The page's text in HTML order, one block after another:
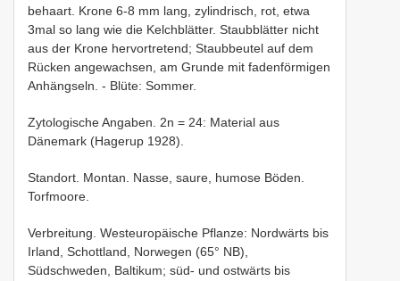
behaart. Krone 6-8 mm lang, zylindrisch, rot, etwa
3mal so lang wie die Kelchblätter. Staubblätter nicht
aus der Krone hervortretend; Staubbeutel auf dem
Rücken angewachsen, am Grunde mit fadenförmigen
Anhängseln. - Blüte: Sommer.
Zytologische Angaben. 2n = 24: Material aus
Dänemark (Hagerup 1928).
Standort. Montan. Nasse, saure, humose Böden.
Torfmoore.
Verbreitung. Westeuropäische Pflanze: Nordwärts bis
Irland, Schottland, Norwegen (65° NB),
Südschweden, Baltikum; süd- und ostwärts bis